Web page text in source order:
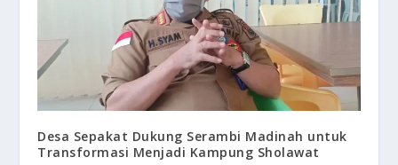
Desa Sepakat Dukung Serambi Madinah untuk
Transformasi Menjadi Kampung Sholawat